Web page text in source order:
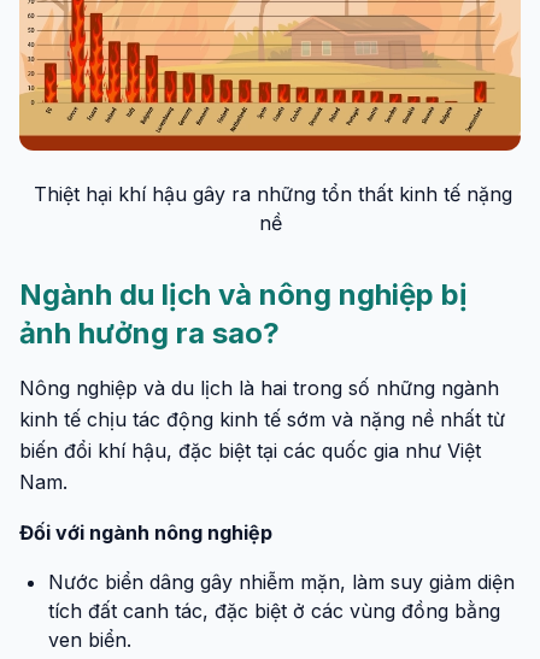
Thiệt hại khí hậu gây ra những tổn thất kinh tế nặng
nề
Ngành du lịch và nông nghiệp bị
ảnh hưởng ra sao?
Nông nghiệp và du lịch là hai trong số những ngành
kinh tế chịu tác động kinh tế sớm và nặng nề nhất từ
biến đổi khí hậu, đặc biệt tại các quốc gia như Việt
Nam.
Đối với ngành nông nghiệp
Nước biển dâng gây nhiễm mặn, làm suy giảm diện
tích đất canh tác, đặc biệt ở các vùng đồng bằng
ven biển.